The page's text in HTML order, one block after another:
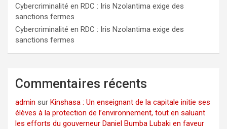
Cybercriminalité en RDC : Iris Nzolantima exige des
sanctions fermes
Cybercriminalité en RDC : Iris Nzolantima exige des
sanctions fermes
Commentaires récents
admin sur Kinshasa : Un enseignant de la capitale initie ses
élèves à la protection de l’environnement, tout en saluant
les efforts du gouverneur Daniel Bumba Lubaki en faveur